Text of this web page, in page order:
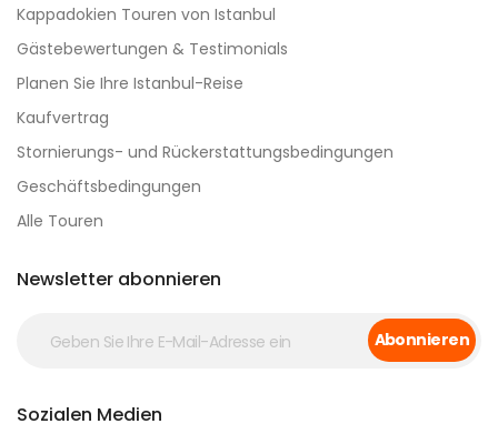
Kappadokien Touren von Istanbul
Gästebewertungen & Testimonials
Planen Sie Ihre Istanbul-Reise
Kaufvertrag
Stornierungs- und Rückerstattungsbedingungen
Geschäftsbedingungen
Alle Touren
Newsletter abonnieren
Abonnieren
Sozialen Medien